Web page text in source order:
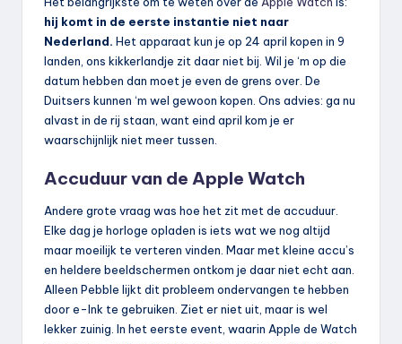
hij komt in de eerste instantie niet naar
Nederland. Het apparaat kun je op 24 april kopen in 9
landen, ons kikkerlandje zit daar niet bij. Wil je ‘m op die
datum hebben dan moet je even de grens over. De
Duitsers kunnen ‘m wel gewoon kopen. Ons advies: ga nu
alvast in de rij staan, want eind april kom je er
waarschijnlijk niet meer tussen.
Accuduur van de Apple Watch
Andere grote vraag was hoe het zit met de accuduur.
Elke dag je horloge opladen is iets wat we nog altijd
maar moeilijk te verteren vinden. Maar met kleine accu’s
en heldere beeldschermen ontkom je daar niet echt aan.
Alleen Pebble lijkt dit probleem ondervangen te hebben
door e-Ink te gebruiken. Ziet er niet uit, maar is wel
lekker zuinig. In het eerste event, waarin Apple de Watch